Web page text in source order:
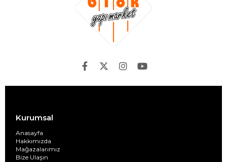
Kurumsal
Anasayfa
Hakkımızda
Mağazalarımız
Bize Ulaşın